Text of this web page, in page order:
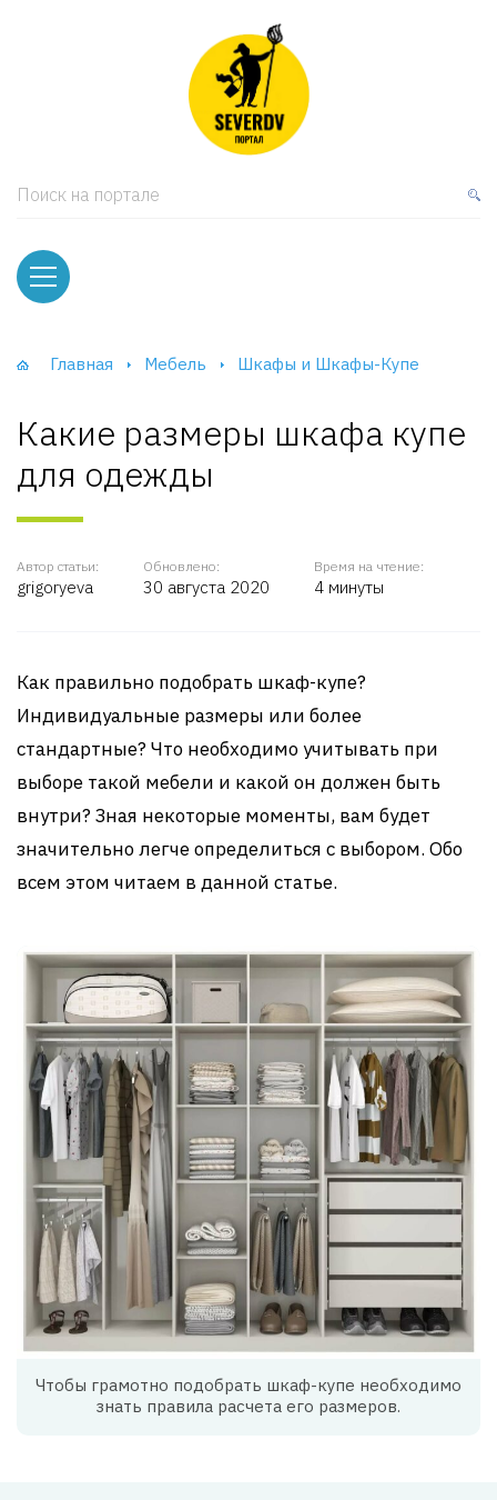
Поиск на портале
Главная Мебель Шкафы и Шкафы-Купе
Какие размеры шкафа купе
для одежды
Автор статьи:
grigoryeva
Обновлено:
30 августа 2020
Время на чтение:
4 минуты
Как правильно подобрать шкаф-купе?
Индивидуальные размеры или более
стандартные? Что необходимо учитывать при
выборе такой мебели и какой он должен быть
внутри? Зная некоторые моменты, вам будет
значительно легче определиться с выбором. Обо
всем этом читаем в данной статье.
Чтобы грамотно подобрать шкаф-купе необходимо
знать правила расчета его размеров.
и тумбы